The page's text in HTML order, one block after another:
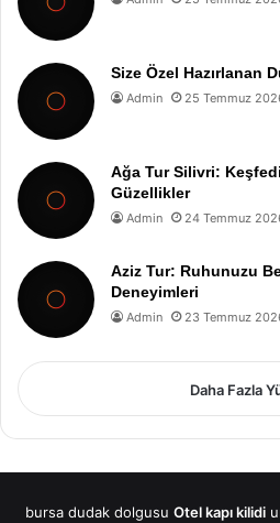
Size Özel Hazırlanan
Admin 25 Temmuz
Ağa Tur Silivri:
Güzellikler
Admin 24 Temmuz
Aziz Tur: Ruhunuzu
Deneyimleri
Admin 23 Temmuz
Daha Fazla
bursa dudak dolgusu Otel kapı kilidi